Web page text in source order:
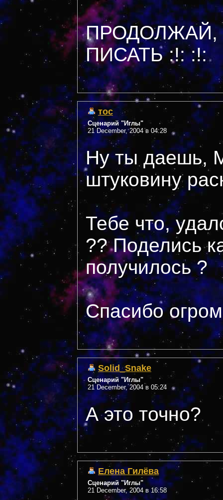
ПРОДОЛЖАЙ,
ПИСАТЬ :!: :!:
тос
Сценарий "Иглы"
21 December, 2004 в 04:28
Ну ты даешь,
штуковину
Тебе что,
?? Поделись
получилось ?
Спасибо
Solid_Snake
Сценарий "Иглы"
21 December, 2004 в 05:24
А это точно?
Елена Гилёва
Сценарий "Иглы"
21 December, 2004 в 16:58